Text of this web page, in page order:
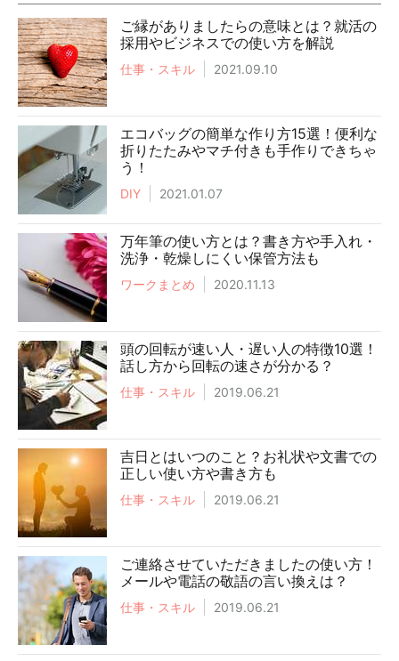
ご縁がありましたらの意味とは？就活の
採用やビジネスでの使い方を解説
仕事・スキル 2021.09.10
エコバッグの簡単な作り方15選！便利な
折りたたみやマチ付きも手作りできちゃ
う！
DIY 2021.01.07
万年筆の使い方とは？書き方や手入れ・
洗浄・乾燥しにくい保管方法も
ワークまとめ 2020.11.13
頭の回転が速い人・遅い人の特徴10選！
話し方から回転の速さが分かる？
仕事・スキル 2019.06.21
吉日とはいつのこと？お礼状や文書での
正しい使い方や書き方も
仕事・スキル 2019.06.21
ご連絡させていただきましたの使い方！
メールや電話の敬語の言い換えは？
仕事・スキル 2019.06.21